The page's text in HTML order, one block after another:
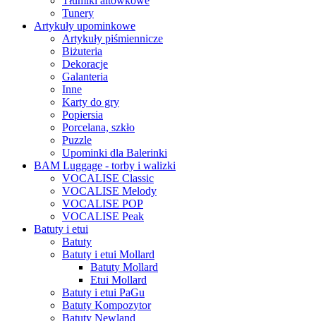
Tunery
Artykuły upominkowe
Artykuły piśmiennicze
Biżuteria
Dekoracje
Galanteria
Inne
Karty do gry
Popiersia
Porcelana, szkło
Puzzle
Upominki dla Balerinki
BAM Luggage - torby i walizki
VOCALISE Classic
VOCALISE Melody
VOCALISE POP
VOCALISE Peak
Batuty i etui
Batuty
Batuty i etui Mollard
Batuty Mollard
Etui Mollard
Batuty i etui PaGu
Batuty Kompozytor
Batuty Newland